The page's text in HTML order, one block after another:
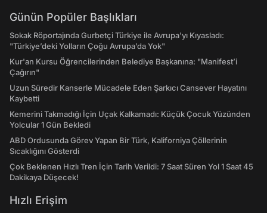
Günün Popüler Başlıkları
Sokak Röportajında Gurbetçi Türkiye ile Avrupa'yı Kıyasladı:
"Türkiye’deki Yolların Çoğu Avrupa’da Yok"
Kur'an Kursu Öğrencilerinden Belediye Başkanına: "Manifest’i
Çağırın"
Uzun Süredir Kanserle Mücadele Eden Şarkıcı Cansever Hayatını
Kaybetti
Kemerini Takmadığı İçin Uçak Kalkamadı: Küçük Çocuk Yüzünden
Yolcular 1 Gün Bekledi
ABD Ordusunda Görev Yapan Bir Türk, Kaliforniya Çöllerinin
Sıcaklığını Gösterdi
Çok Beklenen Hızlı Tren İçin Tarih Verildi: 7 Saat Süren Yol 1 Saat 45
Dakikaya Düşecek!
Hızlı Erişim